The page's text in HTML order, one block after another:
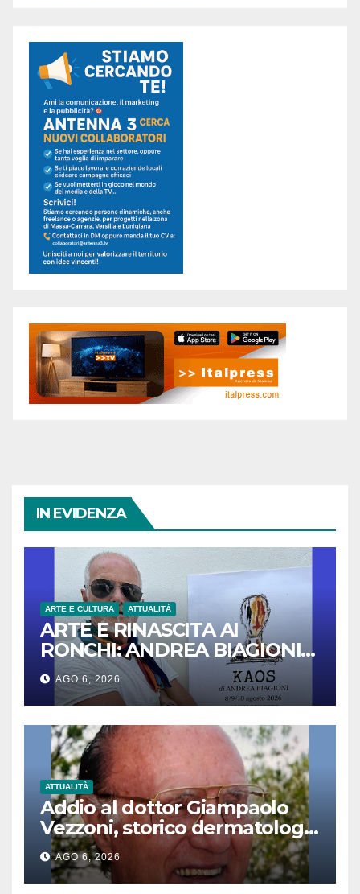
IN EVIDENZA
ARTE E CULTURA ATTUALITÀ
ARTE E RINASCITA AI
RONCHI: ANDREA BIAGIONI
PRESENTA LA MOSTRA
“KAOS”
AGO 6, 2026
ATTUALITÀ
Addio al dottor Giampaolo
Vezzoni, storico dermatologo
e pioniere del reparto Grandi
Ustionati
AGO 6, 2026